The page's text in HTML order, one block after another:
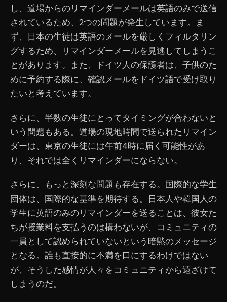
し、道場からのリマインダーメールは英語のみで送信
されているため、2つの問題が発生しています。ま
ず、日本の生徒は英語のメールを厳しくフィルタリン
グするため、リマインダーメールを見逃してしまうこ
とがあります。また、ドイツ人の保護者は、子供のた
めに予約する際に、確認メールをドイツ語で受け取り
たいと考えています。
さらに、半数の生徒にとってタイミングが合わないと
いう問題もある。道場の現地時間で送られたリマイン
ダーは、東京の生徒には午前4時に届く可能性があ
り、それでは全くリマインダーにならない。
さらに、もっと深刻な問題も存在する。国際的な学生
団体は、国際的な基準を期待する。日本人や韓国人の
学生に英語のみのリマインダーを送ることは、彼女た
ちが授業料を支払うのは構わないが、コミュニティの
一員として認められていないという暗黙のメッセージ
となる。誰も直接的に不満を口にするわけではない
が、そうした感情が人々をコミュニティから遠ざけて
しまうのだ。